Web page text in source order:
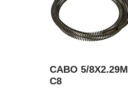
CABO 5/8X2.29M
C8